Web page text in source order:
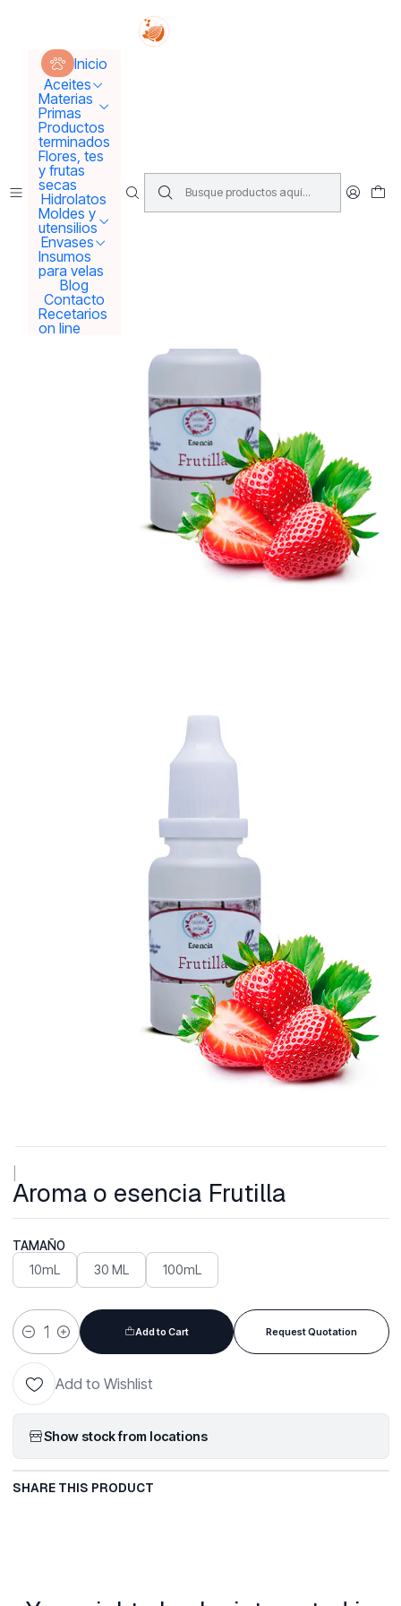
Inicio
Aceites
Materias
Primas
Productos
terminados
Flores, tes
y frutas
secas
Hidrolatos
Moldes y
utensilios
Envases
Insumos
para velas
Blog
Contacto
Recetarios
on line
Tus sueños se concretan aquí !!!
Aroma o esencia Frutilla
TAMAÑO
10mL 30 ML 100mL
Quantity
Add to Cart Request Quotation
Add to Wishlist
Show stock from locations
SHARE THIS PRODUCT